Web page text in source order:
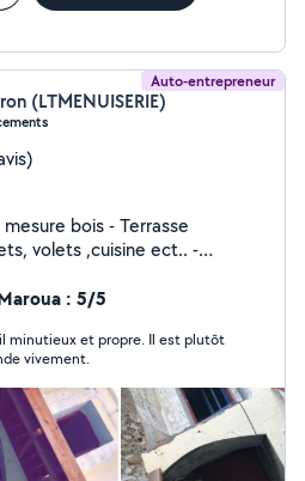
Auto-entrepreneur
(LTMENUISERIE)
bois - Terrasse
volets ,cuisine ect.. -
à la demande ****Avec le
sur votre facture ***
10ans*****
: 5/5
minutieux et propre. Il est plutôt
vivement.